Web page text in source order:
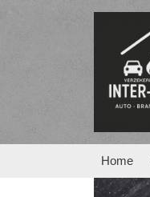
Home